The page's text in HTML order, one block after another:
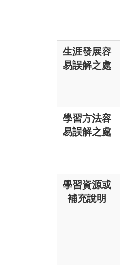
生涯發展容
易誤解之處
學習方法容
易誤解之處
學習資源或
補充說明